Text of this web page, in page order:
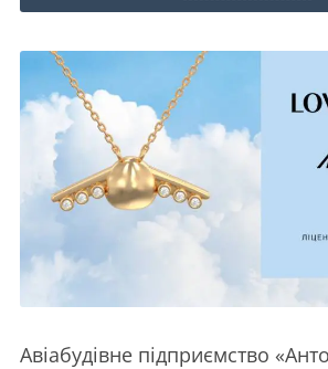
Авіабудівне підприємство